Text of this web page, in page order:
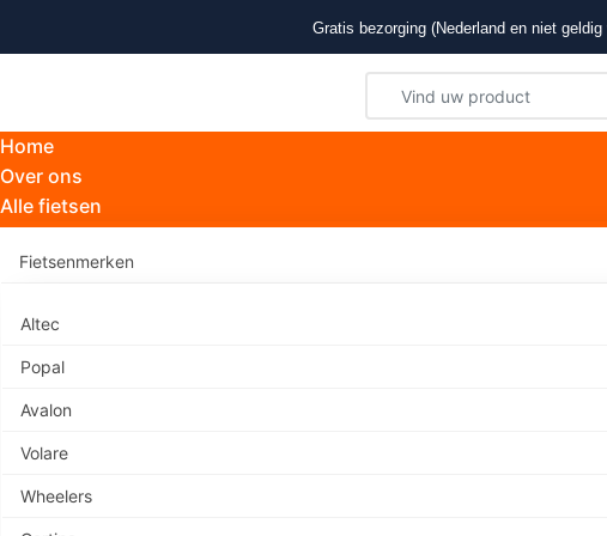
Gratis bezorging (Nederland en niet
Home
Over ons
Alle fietsen
Fietsenmerken
Altec
Popal
Avalon
Volare
Wheelers